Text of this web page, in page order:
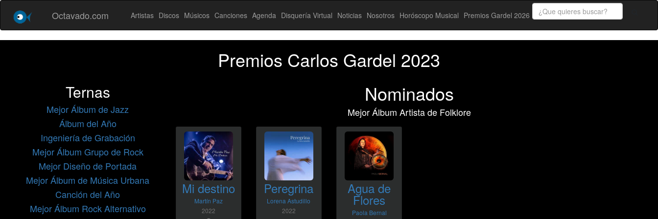
Octavado.com Artistas Discos Músicos Canciones Agenda Disquería Virtual Noticias Nosotros Horóscopo Musical Premios Gardel 2026
Premios Carlos Gardel 2023
Ternas
Mejor Álbum de Jazz
Álbum del Año
Ingeniería de Grabación
Mejor Álbum Grupo de Rock
Mejor Diseño de Portada
Mejor Álbum de Música Urbana
Canción del Año
Mejor Álbum Rock Alternativo
Nominados
Mejor Álbum Artista de Folklore
Mi destino
Martín Paz
2022
Peregrina
Lorena Astudillo
2022
Agua de
Flores
Paola Bernal